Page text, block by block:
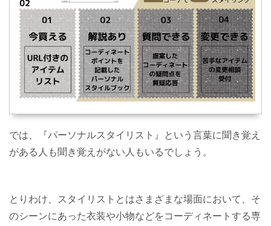
では、『パーソナルスタイリスト』という言葉に聞き覚え
がある人も聞き覚えがない人もいるでしょう。
とりわけ、スタイリストとはさまざまな場面において、そ
のシーンにあった衣装や小物などをコーディネートする専